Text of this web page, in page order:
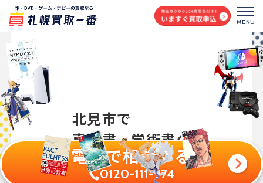
MENU
北見市で
専門書・学術書の
電話で相談する
0120-111-974